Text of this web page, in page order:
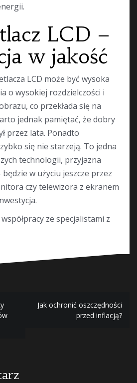
LCD –
w jakość
LCD może być wysoka
o wysokiej rozdzielczości i
co przekłada się na
jednak pamiętać, że dobry
przez lata. Ponadto
się nie starzeją. To jedna
technologii, przyjazna
w użyciu jeszcze przez
czy telewizora z ekranem
ze specjalistami z
Jak ochronić oszczędności
przed inflacją?